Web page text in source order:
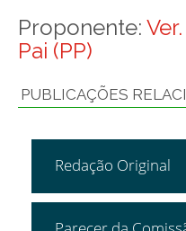
Proponente:
Pai (PP)
PUBLICAÇÕES
Redação Original